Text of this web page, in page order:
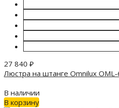
27 840 ₽
Люстра на штанге Omnilux
В наличии
В корзину